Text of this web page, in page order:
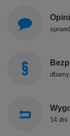
14 dni